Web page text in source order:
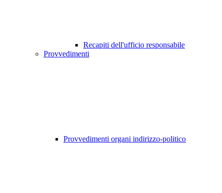
Recapiti dell'ufficio responsabile
Provvedimenti
Provvedimenti organi indirizzo-politico